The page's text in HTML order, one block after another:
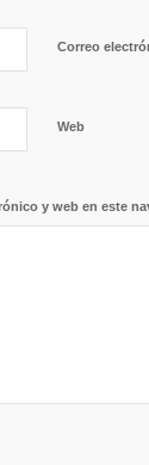
Correo
Web
y web en este